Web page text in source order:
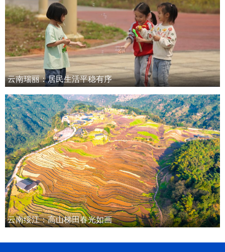
云南瑞丽：居民生活平稳有序
云南绥江：高山梯田春光如画